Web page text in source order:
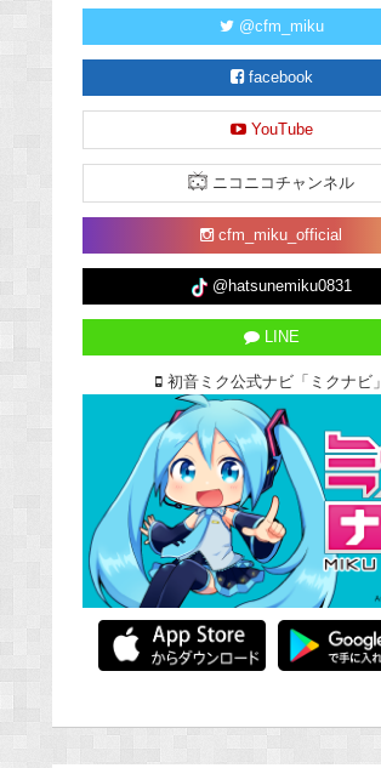
@cfm_miku
facebook
YouTube
ニコニコチャンネル
cfm_miku_official
@hatsunemiku0831
LINE
初音ミク公式ナビ「ミクナビ」